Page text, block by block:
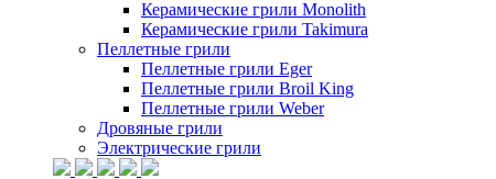
Керамические грили Monolith
Керамические грили Takimura
Пеллетные грили
Пеллетные грили Eger
Пеллетные грили Broil King
Пеллетные грили Weber
Дровяные грили
Электрические грили